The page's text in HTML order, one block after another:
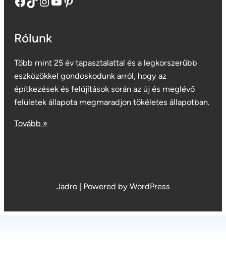
Rólunk
Több mint 25 év tapasztalattal és a legkorszerűbb
eszközökkel gondoskodunk arról, hogy az
építkezések és felújítások során az új és meglévő
felületek állapota megmaradjon tökéletes állapotban.
Tovább »
Jadro Powered by WordPress